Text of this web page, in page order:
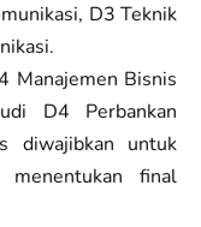
D3 Teknik
Manajemen Bisnis
D4 Perbankan
diwajibkan untuk
final